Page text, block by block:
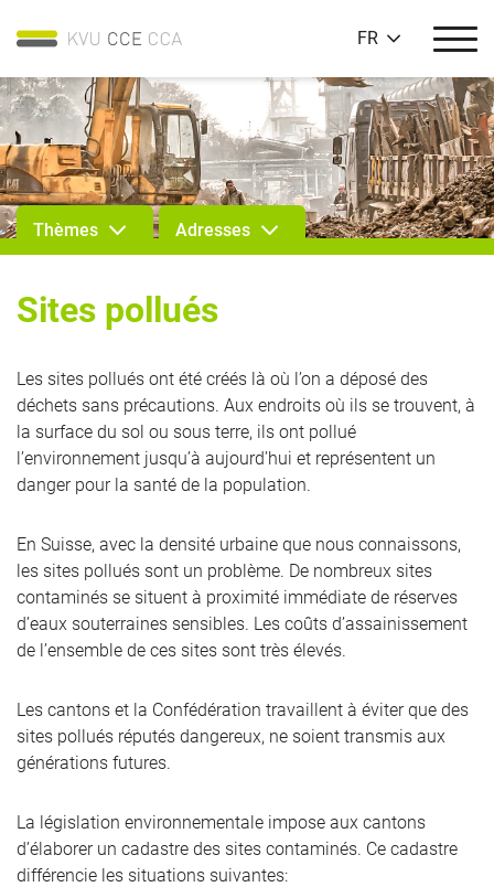
FR
Thèmes Adresses
Sites pollués
Les sites pollués ont été créés là où l’on a déposé des
déchets sans précautions. Aux endroits où ils se trouvent, à
la surface du sol ou sous terre, ils ont pollué
l’environnement jusqu’à aujourd’hui et représentent un
danger pour la santé de la population.
En Suisse, avec la densité urbaine que nous connaissons,
les sites pollués sont un problème. De nombreux sites
contaminés se situent à proximité immédiate de réserves
d’eaux souterraines sensibles. Les coûts d’assainissement
de l’ensemble de ces sites sont très élevés.
Les cantons et la Confédération travaillent à éviter que des
sites pollués réputés dangereux, ne soient transmis aux
générations futures.
La législation environnementale impose aux cantons
d’élaborer un cadastre des sites contaminés. Ce cadastre
différencie les situations suivantes: